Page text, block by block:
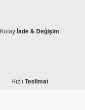
Kolayİade & Değişim
Hızlı Teslimat